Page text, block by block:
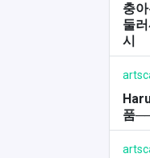
충
둘
시
품